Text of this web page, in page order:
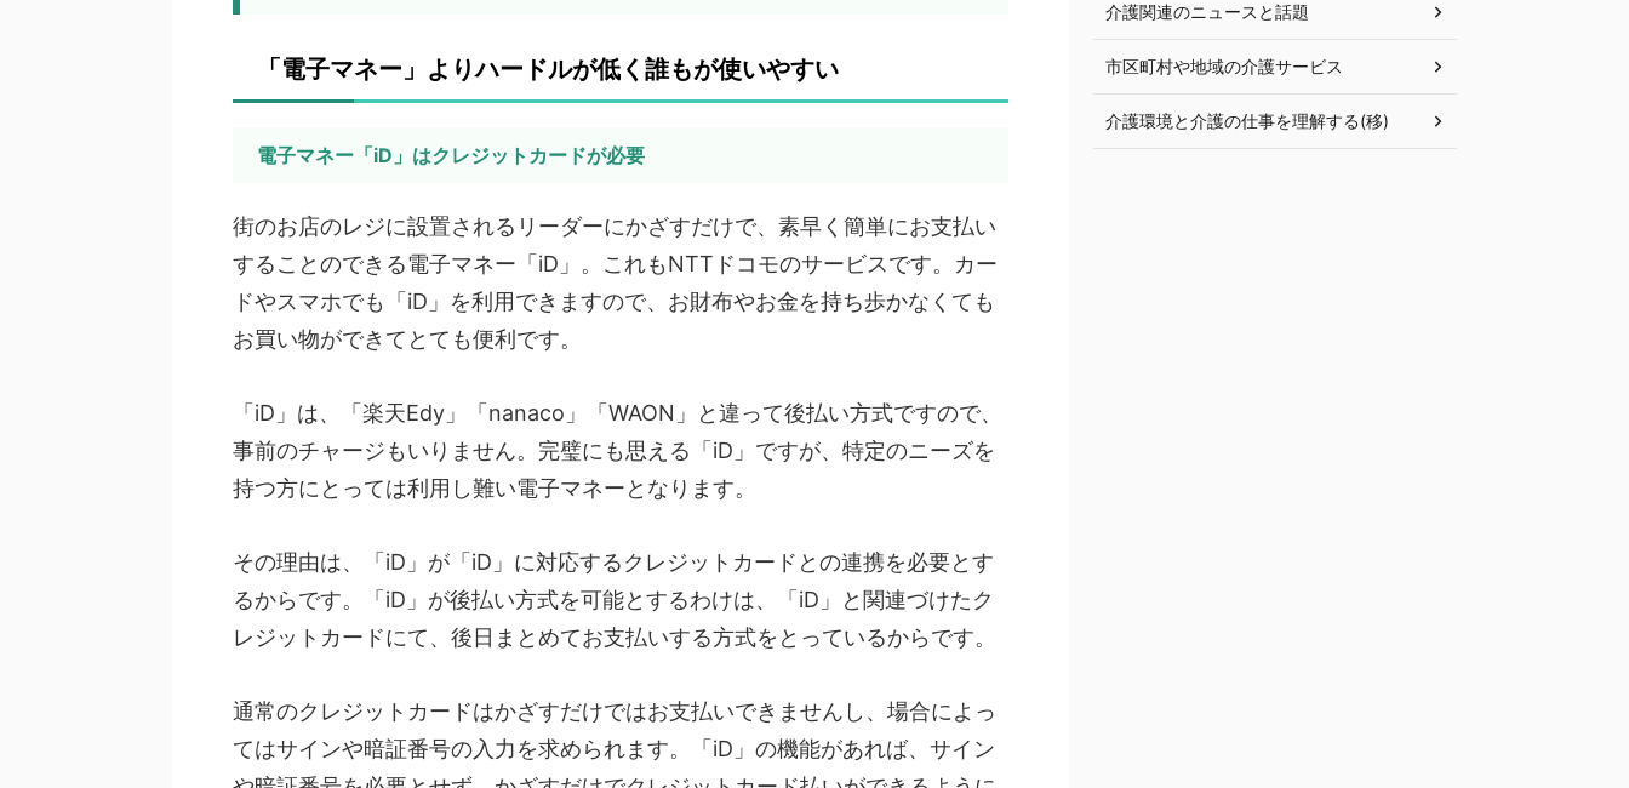
「電子マネー」よりハードルが低く誰もが使いやすい
電子マネー「iD」はクレジットカードが必要
街のお店のレジに設置されるリーダーにかざすだけで、素早く簡単にお支払い
することのできる電子マネー「iD」。これもNTTドコモのサービスです。カー
ドやスマホでも「iD」を利用できますので、お財布やお金を持ち歩かなくても
お買い物ができてとても便利です。
「iD」は、「楽天Edy」「nanaco」「WAON」と違って後払い方式ですので、
事前のチャージもいりません。完璧にも思える「iD」ですが、特定のニーズを
持つ方にとっては利用し難い電子マネーとなります。
その理由は、「iD」が「iD」に対応するクレジットカードとの連携を必要とす
るからです。「iD」が後払い方式を可能とするわけは、「iD」と関連づけたク
レジットカードにて、後日まとめてお支払いする方式をとっているからです。
通常のクレジットカードはかざすだけではお支払いできませんし、場合によっ
てはサインや暗証番号の入力を求められます。「iD」の機能があれば、サイン
介護関連のニュースと話題
市区町村や地域の介護サービス
介護環境と介護の仕事を理解する(移)